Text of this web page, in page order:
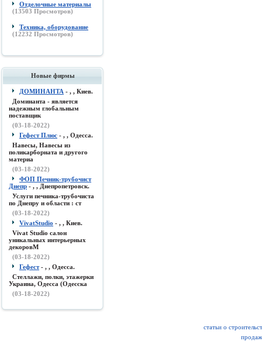
Отделочные материалы
(13503 Просмотров)
Техника, оборудование
(12232 Просмотров)
Новые фирмы
ДОМИНАНТА - , , Киев.
Доминанта - является
надежным глобальным
поставщик
(03-18-2022)
Гефест Плюс - , , Одесса.
Навесы, Навесы из
поликарборната и другого
материа
(03-18-2022)
ФОП Печник-трубочист
Днепр - , , Днепропетровск.
Услуги печника-трубочиста
по Днепру и области : ст
(03-18-2022)
VivatStudio - , , Киев.
Vivat Studio салон
уникальных интерьерных
декоровМ
(03-18-2022)
Гефест- , , Одесса.
Стеллажи, полки, этажерки
Украина, Одесса (Одесска
(03-18-2022)
статьи о